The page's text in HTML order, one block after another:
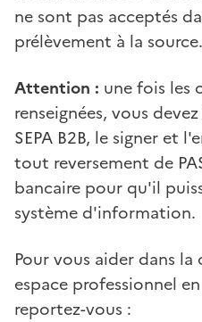
ne sont pas acceptés
prélèvement à la source.
Attention : une fois les
renseignées, vous
SEPA B2B, le signer et
tout reversement de
bancaire pour qu'il
système d'information.
Pour vous aider dans
espace professionnel
reportez-vous :